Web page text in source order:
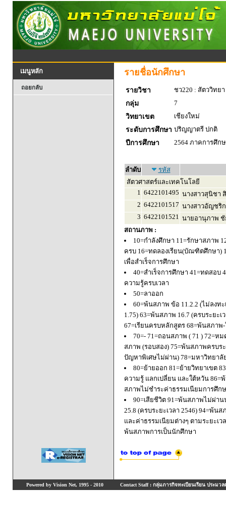
เมนูหลัก
ถอยกลับ
รายชื่อนักศึกษา
รายวิชา
ชว220 : สัตววิทยา
กลุ่ม
7
วิทยาเขต
เชียงใหม่
ระดับการศึกษา ปริญญาตรี ปกติ
ปีการศึกษา
2564 ภาคการศึก
ลำดับ
รหัส
สัตวศาสตร์และเทคโนโลยี
1 6422101495 นางสาวสุนิชา
2 6422101517 นางสาวอัญชริ
3 6422101521 นายอานุภาพ
สถานภาพ :
10=กำลังศึกษา 11=รักษาสภาพ
ครบ 16=ทดลองเรียน(บัณฑิตศึกษา)
เพื่อสำเร็จการศึกษา
40=สำเร็จการศึกษา 41=ทดสอบ
ความรู้ครบเวลา
50=ลาออก
60=พ้นสภาพ ข้อ 11.2.2 (ไม่ลงท
1.75) 63=พ้นสภาพ 16.7 (ครบระยะ
67=เรียนครบหลักสูตร 68=พ้นสภา
70=- 71=ถอนสภาพ ( 71 ) 72=
สภาพ (รอบสอง) 75=พ้นสภาพครบ
ปัญหาพิเศษไม่ผ่าน) 78=มหาวิทยา
80=ย้ายออก 81=ย้ายวิทยาเขต
ความรู้ แลกเปลี่ยน และใต้หวัน
สภาพไม่ชำระค่าธรรมเนียมการศึก
90=เสียชีวิต 91=พ้นสภาพไม่ผ่า
25.8 (ครบระยะเวลา 2546) 94=พ้
และค่าธรรมเนียมต่างๆ ตามระยะเ
พ้นสภาพการเป็นนักศึกษา
Powered by Vision Net, 1995 - 2010 Contact Staff : กลุ่มภารกิจทะเบียนเรียน ประมวล